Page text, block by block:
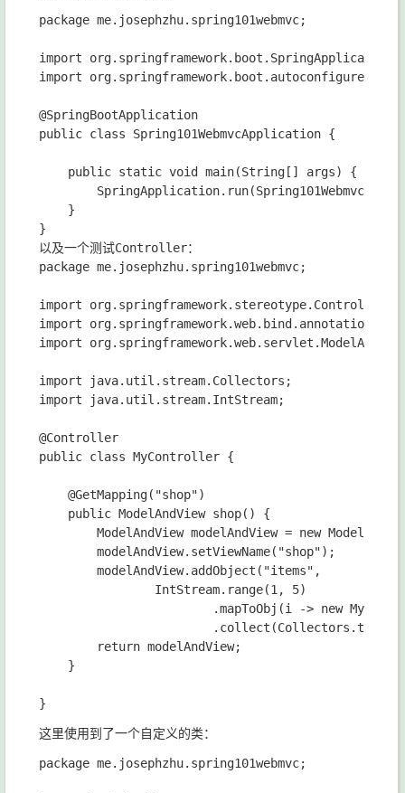
package me.josephzhu.spring101webmvc;
import org.springframework.boot.SpringApplication;
import
@SpringBootApplication
public class Spring101WebmvcApplication {
    public static void main(String[] args) {
    }
}
以及一个测试Controller：
package me.josephzhu.spring101webmvc;
import org.springframework.stereotype.Controller;
import
import
import java.util.stream.Collectors;
import java.util.stream.IntStream;
@Controller
public class MyController {
    @GetMapping("shop")
    public ModelAndView shop() {
ModelAndView modelAndView = new
        modelAndView.setViewName("shop");
        modelAndView.addObject("items",
                IntStream.range(1, 5)
.mapToObj(i -> new
        return modelAndView;
    }
这里使用到了一个自定义的类：
package me.josephzhu.spring101webmvc;